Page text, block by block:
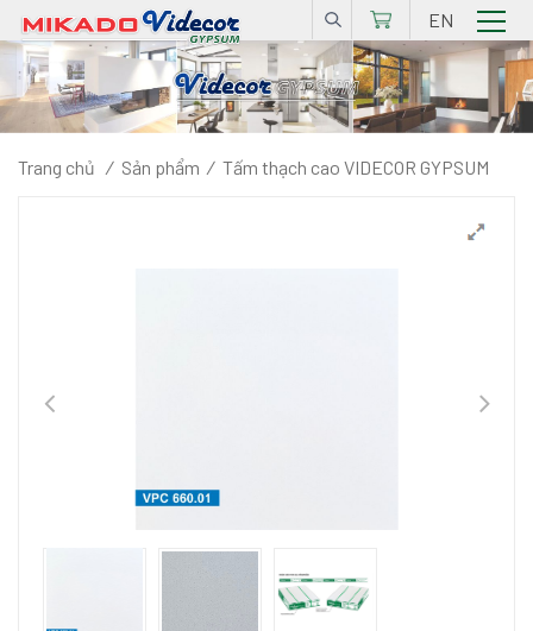
EN
Trang chủ / Sản phẩm / Tấm thạch cao VIDECOR GYPSUM